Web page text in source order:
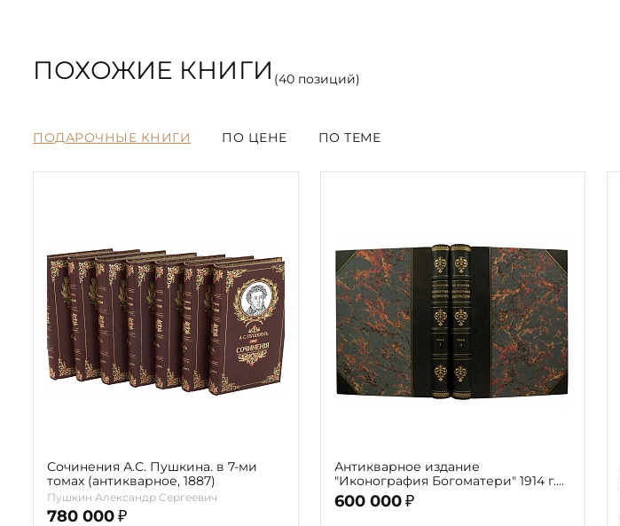
ПОХОЖИЕ КНИГИ (40позиций)
ПОДАРОЧНЫЕ КНИГИ ПО ЦЕНЕ ПО ТЕМЕ
Сочинения А.С. Пушкина. в 7-ми
томах (антикварное, 1887)
Пушкин Александр Сергеевич
780 000 ₽
Антикварное издание
"Иконография Богоматери" 1914 г.
(в 2-х томах с автографом автора)
600 000 ₽